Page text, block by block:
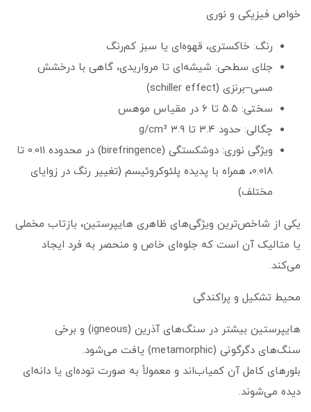
خواص فیزیکی و نوری
رنگ: خاکستری، قهوه‌ای یا سبز کم‌رنگ
جلای سطحی: شیشه‌ای تا مرواریدی، گاهی با درخشش
مسی–برنزی (schiller effect)
سختی: ۵.۵ تا ۶ در مقیاس موهس
چگالی: حدود ۳.۴ تا ۳.۹ g/cm³
ویژگی نوری: دوشکستگی (birefringence) در محدوده 0.011 تا
0.018، همراه با پدیده پلئوکروئیسم (تغییر رنگ در زوایای
مختلف)
یکی از شاخص‌ترین ویژگی‌های ظاهری هایپرستین، بازتاب مخملی
یا متالیک آن است که جلوه‌ای خاص و منحصر به فرد ایجاد
می‌کند.
محیط تشکیل و پراکندگی
هایپرستین بیشتر در سنگ‌های آذرین (igneous) و برخی
سنگ‌های دگرگونی (metamorphic) یافت می‌شود.
بلورهای کامل آن کمیاب‌اند و معمولاً به صورت توده‌ای یا دانه‌ای
دیده می‌شوند.